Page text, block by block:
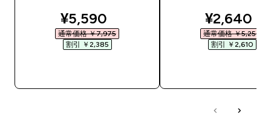
discounted price
¥5,590‎
通常価格 ￥7,975‎
割引 ￥2,385‎
¥2,640‎
通常価格 ￥5,250‎
割引 ￥2,610‎